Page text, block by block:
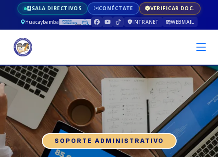
SALA DIRECTIVOS CONÉCTATE
VERIFICAR DOC.
Huacaybamba
INTRANET WEBMAIL
SOPORTE ADMINISTRATIVO